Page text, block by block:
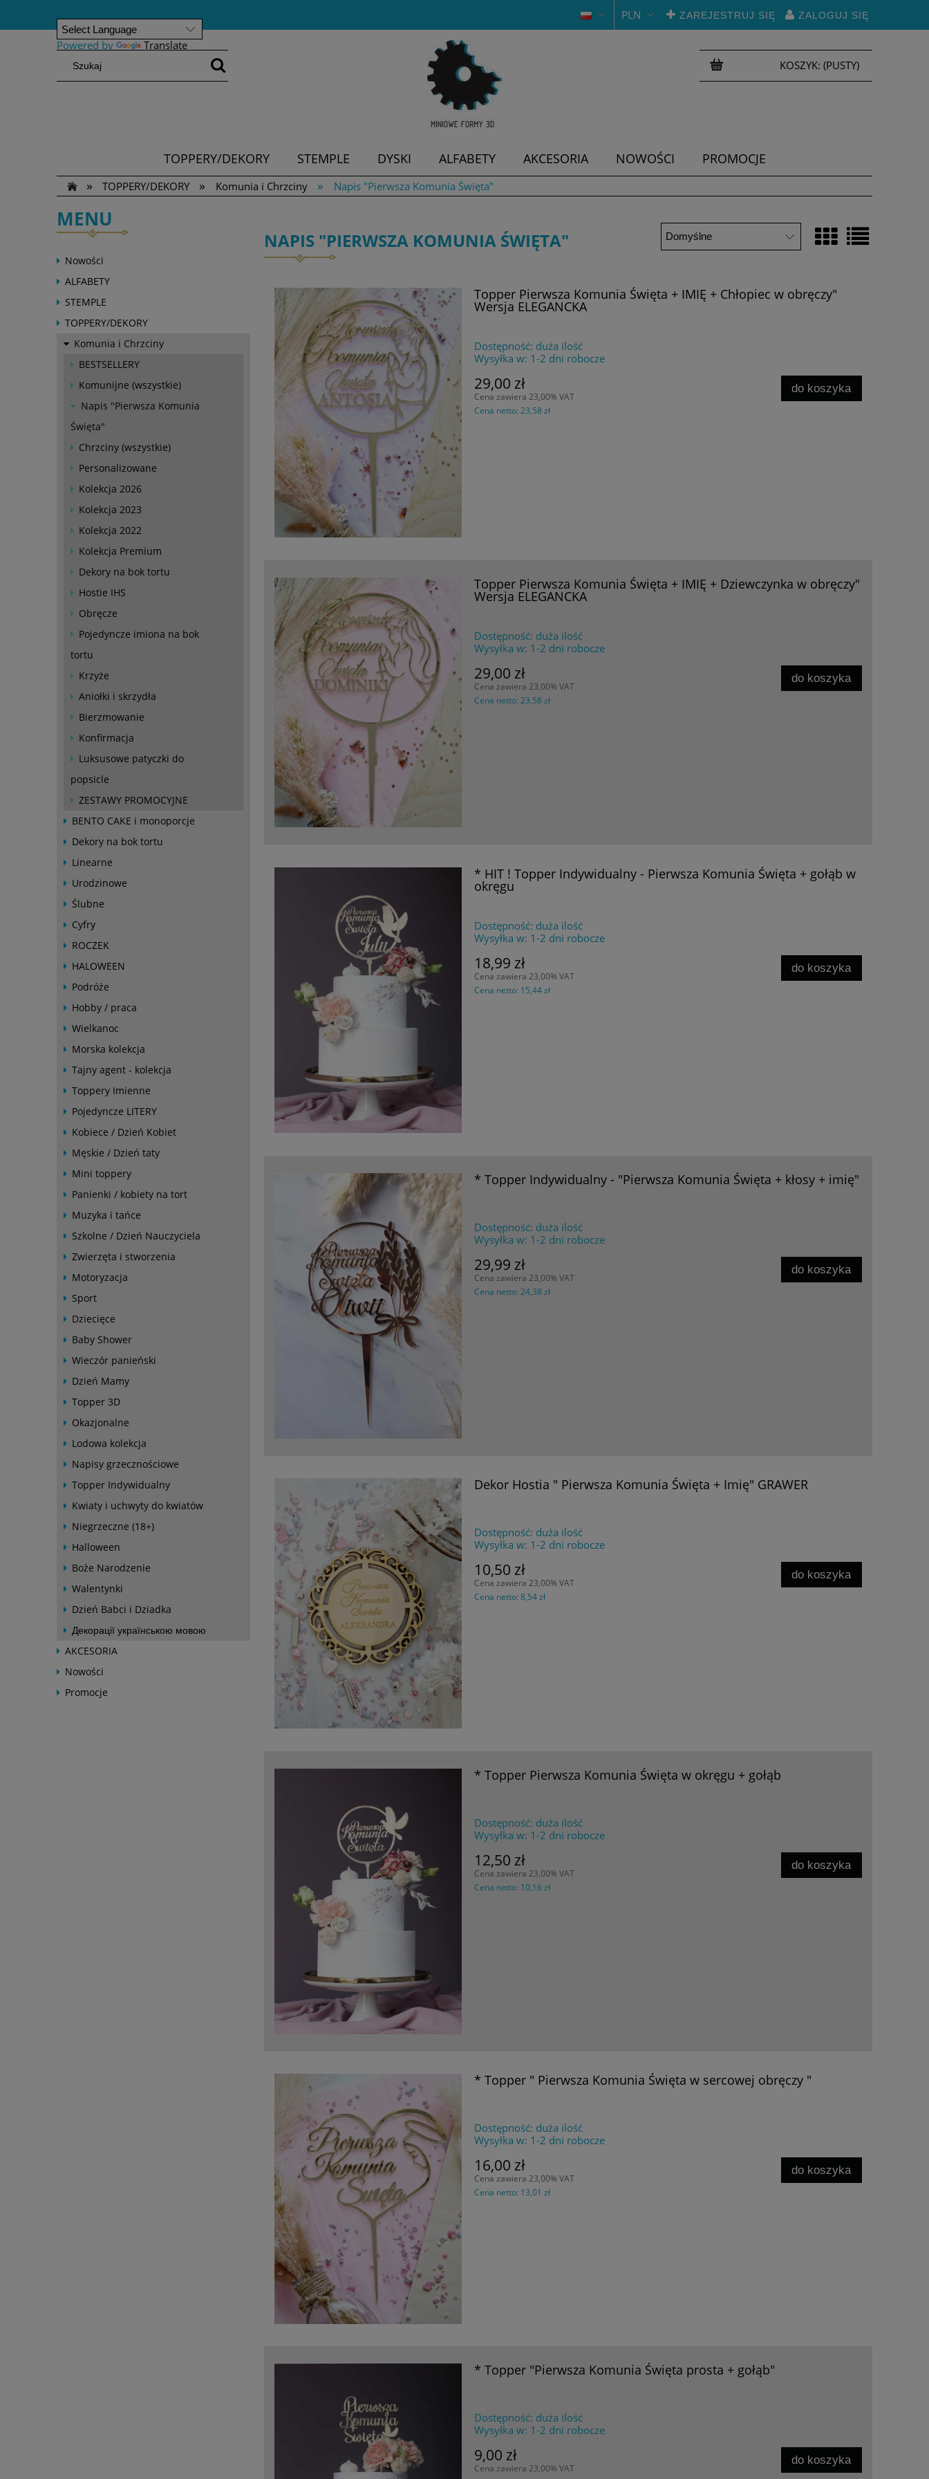
Powered by Translate
ZAREJESTRUJ SIĘ ZALOGUJ SIĘ
PLN
KOSZYK: (PUSTY)
TOPPERY/DEKORY STEMPLE DYSKI ALFABETY AKCESORIA NOWOŚCI
PROMOCJE
»
TOPPERY/DEKORY » Komunia i Chrzciny » Napis "Pierwsza Komunia Święta"
MENU
Nowości
ALFABETY
STEMPLE
TOPPERY/DEKORY
Komunia i Chrzciny
BESTSELLERY
Komunijne (wszystkie)
Napis "Pierwsza Komunia
Święta"
Chrzciny (wszystkie)
Personalizowane
Kolekcja 2026
Kolekcja 2023
Kolekcja 2022
Kolekcja Premium
Dekory na bok tortu
Hostie IHS
Obręcze
Pojedyncze imiona na bok
tortu
Krzyże
Aniołki i skrzydła
Bierzmowanie
Konfirmacja
Luksusowe patyczki do
popsicle
ZESTAWY PROMOCYJNE
BENTO CAKE i monoporcje
Dekory na bok tortu
Linearne
Urodzinowe
Ślubne
Cyfry
ROCZEK
HALOWEEN
Podróże
Hobby / praca
Wielkanoc
Morska kolekcja
Tajny agent - kolekcja
Toppery Imienne
Pojedyncze LITERY
Kobiece / Dzień Kobiet
Męskie / Dzień taty
Mini toppery
Panienki / kobiety na tort
Muzyka i tańce
Szkolne / Dzień Nauczyciela
Zwierzęta i stworzenia
Motoryzacja
Sport
Dziecięce
Baby Shower
Wieczór panieński
Dzień Mamy
Topper 3D
Okazjonalne
Lodowa kolekcja
Napisy grzecznościowe
Topper Indywidualny
Kwiaty i uchwyty do kwiatów
Niegrzeczne (18+)
Halloween
Boże Narodzenie
Walentynki
Dzień Babci i Dziadka
Декорації українською мовою
AKCESORIA
Nowości
Promocje
NAPIS "PIERWSZA KOMUNIA ŚWIĘTA"
Topper Pierwsza Komunia Święta + IMIĘ + Chłopiec w obręczy"
Wersja ELEGANCKA
Dostępność: duża ilość
Wysyłka w: 1-2 dni robocze
29,00 zł
Cena zawiera 23,00% VAT
Cena netto:23,58 zł
do koszyka
Topper Pierwsza Komunia Święta + IMIĘ + Dziewczynka w obręczy"
Wersja ELEGANCKA
Dostępność: duża ilość
Wysyłka w: 1-2 dni robocze
29,00 zł
Cena zawiera 23,00% VAT
Cena netto:23,58 zł
do koszyka
* HIT ! Topper Indywidualny - Pierwsza Komunia Święta + gołąb w
okręgu
Dostępność: duża ilość
Wysyłka w: 1-2 dni robocze
18,99 zł
Cena zawiera 23,00% VAT
Cena netto: 15,44 zł
do koszyka
* Topper Indywidualny - "Pierwsza Komunia Święta + kłosy + imię"
Dostępność: duża ilość
Wysyłka w: 1-2 dni robocze
29,99 zł
Cena zawiera 23,00% VAT
Cena netto:24,38 zł
do koszyka
Dekor Hostia " Pierwsza Komunia Święta + Imię" GRAWER
Dostępność: duża ilość
Wysyłka w: 1-2 dni robocze
10,50 zł
Cena zawiera 23,00% VAT
Cena netto:8,54 zł
do koszyka
* Topper Pierwsza Komunia Święta w okręgu + gołąb
Dostępność: duża ilość
Wysyłka w: 1-2 dni robocze
12,50 zł
Cena zawiera 23,00% VAT
Cena netto: 10,16 zł
do koszyka
* Topper " Pierwsza Komunia Święta w sercowej obręczy "
Dostępność: duża ilość
Wysyłka w: 1-2 dni robocze
16,00 zł
Cena zawiera 23,00% VAT
Cena netto: 13,01 zł
do koszyka
* Topper "Pierwsza Komunia Święta prosta + gołąb"
Dostępność: duża ilość
Wysyłka w: 1-2 dni robocze
9,00 zł
Cena zawiera 23,00% VAT
do koszyka